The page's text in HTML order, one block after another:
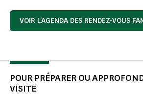
VOIR L'AGENDA DES RENDEZ-VOUS
POUR PRÉPARER OU
VISITE